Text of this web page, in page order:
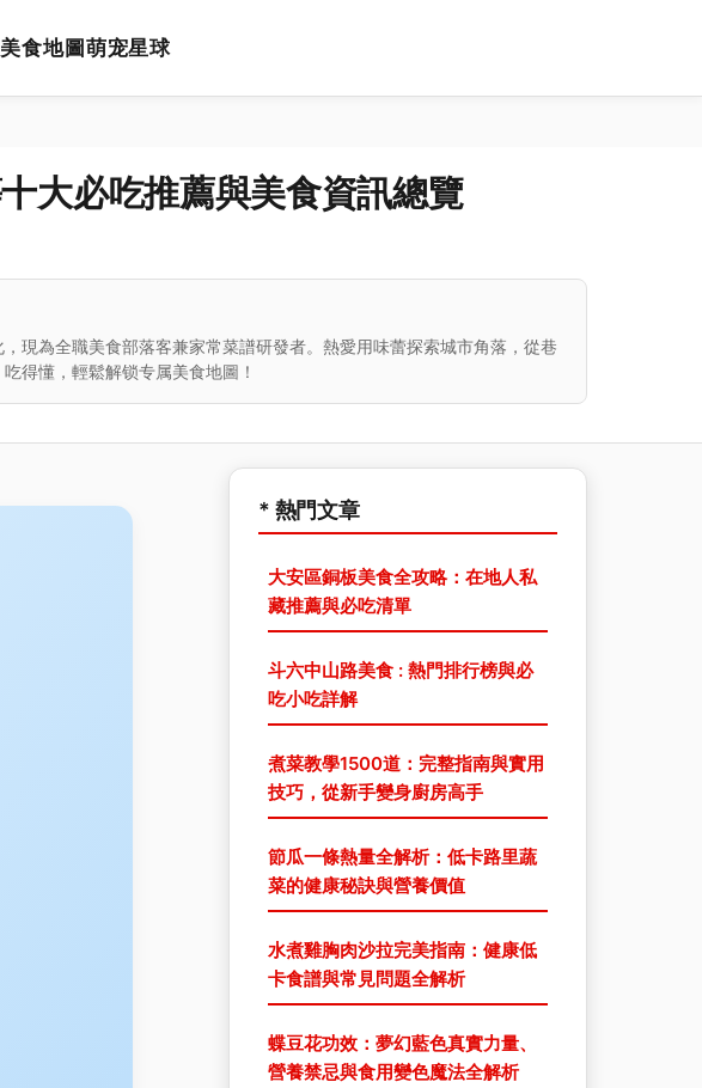
美食地圖萌宠星球
大必吃推薦與美食資訊總覽
現為全職美食部落客兼家常菜譜研發者。熱愛用味蕾探索城市角落，從巷
得懂，輕鬆解锁专属美食地圖！
* 熱門文章
大安區銅板美食全攻略：在地人私
藏推薦與必吃清單
斗六中山路美食 : 熱門排行榜與必
吃小吃詳解
煮菜教學1500道：完整指南與實用
技巧，從新手變身廚房高手
節瓜一條熱量全解析：低卡路里蔬
菜的健康秘訣與營養價值
水煮雞胸肉沙拉完美指南：健康低
卡食譜與常見問題全解析
蝶豆花功效：夢幻藍色真實力量、
營養禁忌與食用變色魔法全解析